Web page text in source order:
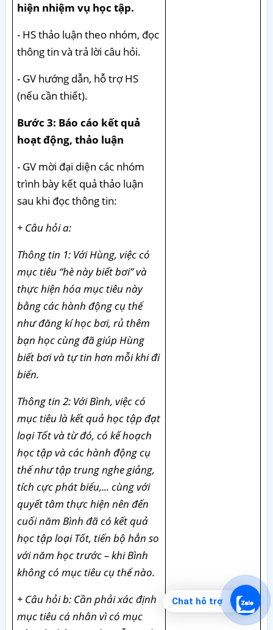
hiện nhiệm vụ học tập.
- HS thảo luận theo nhóm, đọc
thông tin và trả lời câu hỏi.
- GV hướng dẫn, hỗ trợ HS
(nếu cần thiết).
Bước 3: Báo cáo kết quả
hoạt động, thảo luận
- GV mời đại diện các nhóm
trình bày kết quả thảo luận
sau khi đọc thông tin:
+ Câu hỏi a:
Thông tin 1: Với Hùng, việc có
mục tiêu “hè này biết bơi” và
thực hiện hóa mục tiêu này
bằng các hành động cụ thể
như đăng kí học bơi, rủ thêm
bạn học cùng đã giúp Hùng
biết bơi và tự tin hơn mỗi khi đi
biển.
Thông tin 2: Với Bình, việc có
mục tiêu là kết quả học tập đạt
loại Tốt và từ đó, có kế hoạch
học tập và các hành động cụ
thể như tập trung nghe giảng,
tích cực phát biểu,... cùng với
quyết tâm thực hiện nên đến
cuối năm Bình đã có kết quả
học tập loại Tốt, tiến bộ hẳn so
với năm học trước – khi Bình
không có mục tiêu cụ thể nào.
+ Câu hỏi b: Cần phải xác định
mục tiêu cá nhân vì có mục
Chat hỗ trợ